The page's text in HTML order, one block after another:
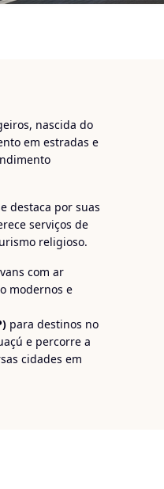
nascida do
em estradas e
destaca por suas
serviços de
religioso.
com ar
modernos e
para destinos no
e percorre a
cidades em